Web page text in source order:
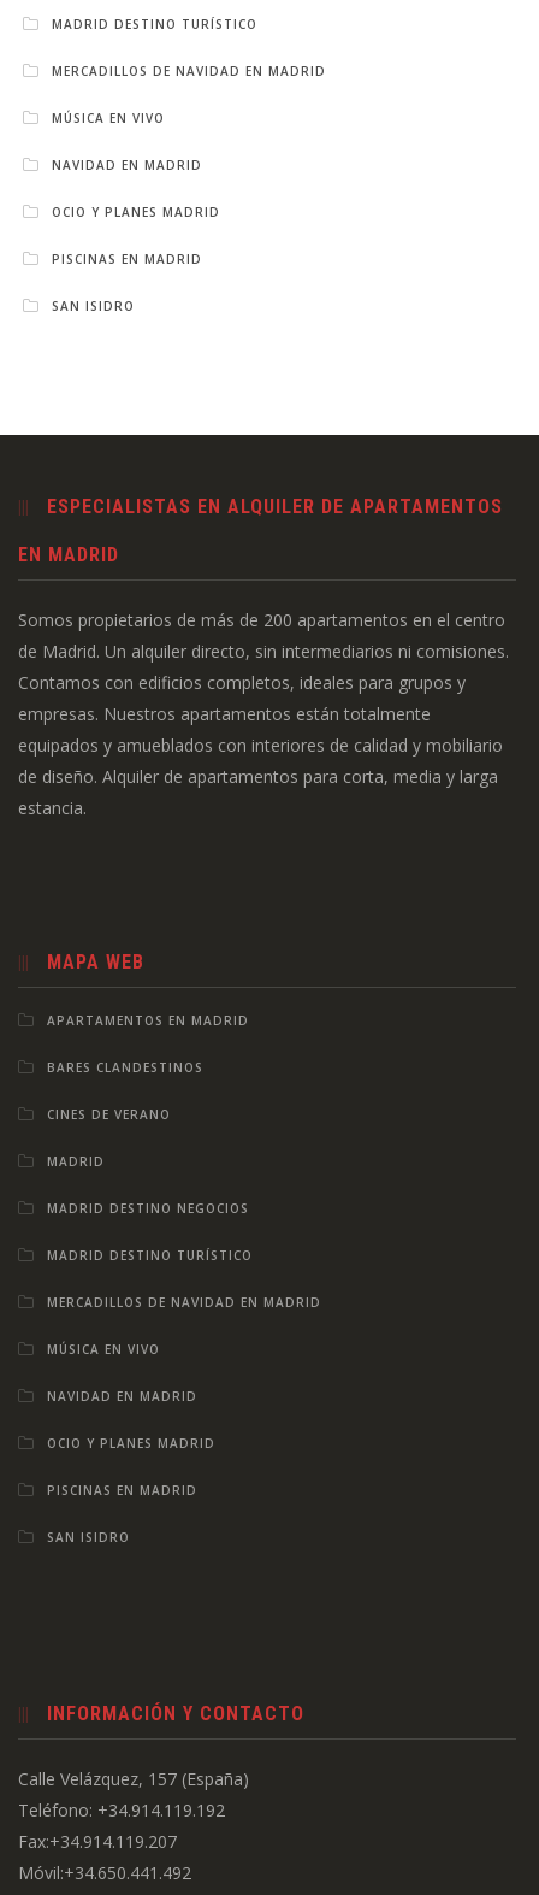
MADRID DESTINO TURÍSTICO
MERCADILLOS DE NAVIDAD EN MADRID
MÚSICA EN VIVO
NAVIDAD EN MADRID
OCIO Y PLANES MADRID
PISCINAS EN MADRID
SAN ISIDRO
ESPECIALISTAS EN ALQUILER DE APARTAMENTOS
EN MADRID
Somos propietarios de más de 200 apartamentos en el centro
de Madrid. Un alquiler directo, sin intermediarios ni comisiones.
Contamos con edificios completos, ideales para grupos y
empresas. Nuestros apartamentos están totalmente
equipados y amueblados con interiores de calidad y mobiliario
de diseño. Alquiler de apartamentos para corta, media y larga
estancia.
MAPA WEB
APARTAMENTOS EN MADRID
BARES CLANDESTINOS
CINES DE VERANO
MADRID
MADRID DESTINO NEGOCIOS
MADRID DESTINO TURÍSTICO
MERCADILLOS DE NAVIDAD EN MADRID
MÚSICA EN VIVO
NAVIDAD EN MADRID
OCIO Y PLANES MADRID
PISCINAS EN MADRID
SAN ISIDRO
INFORMACIÓN Y CONTACTO
Calle Velázquez, 157 (España)
Teléfono: +34.914.119.192
Fax:+34.914.119.207
Móvil:+34.650.441.492